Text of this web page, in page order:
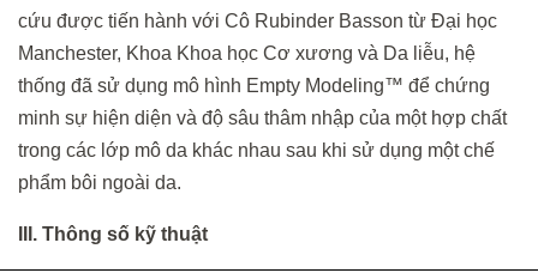
cứu được tiến hành với Cô Rubinder Basson từ Đại học
Manchester, Khoa Khoa học Cơ xương và Da liễu, hệ
thống đã sử dụng mô hình Empty Modeling™ để chứng
minh sự hiện diện và độ sâu thâm nhập của một hợp chất
trong các lớp mô da khác nhau sau khi sử dụng một chế
phẩm bôi ngoài da.
III. Thông số kỹ thuật